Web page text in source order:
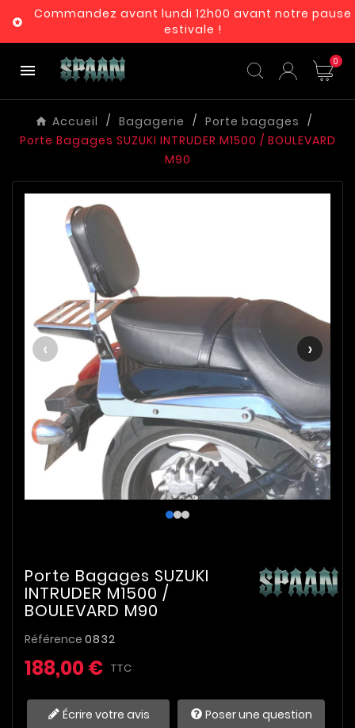

Commandez avant lundi 12h00 avant notre pause
estivale !
 0
Accueil Bagagerie
Porte bagages
Porte Bagages SUZUKI INTRUDER M1500 / BOULEVARD
M90
‹ ›
Porte Bagages SUZUKI
INTRUDER M1500 /
BOULEVARD M90
Référence 0832
188,00 € TTC
Écrire votre avis Poser une question